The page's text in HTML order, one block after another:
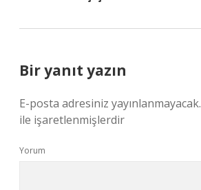
Bir yanıt yazın
E-posta adresiniz yayınlanmayacak.
ile işaretlenmişlerdir
Yorum